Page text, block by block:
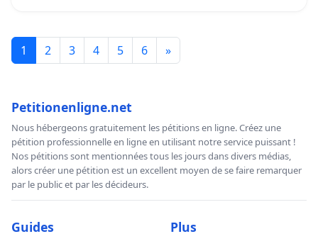
1 2 3 4 5 6 »
Petitionenligne.net
Nous hébergeons gratuitement les pétitions en ligne. Créez une
pétition professionnelle en ligne en utilisant notre service puissant !
Nos pétitions sont mentionnées tous les jours dans divers médias,
alors créer une pétition est un excellent moyen de se faire remarquer
par le public et par les décideurs.
Guides Plus